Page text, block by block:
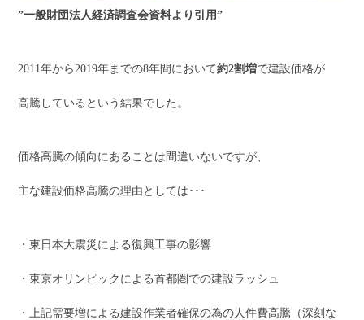
”一般財団法人経済調査会資料より引用”
2011年から2019年までの8年間において約2割増で建設価格が
高騰しているという結果でした。
価格高騰の傾向にあることは間違いないですが、
主な建設価格高騰の理由としては･･･
・東日本大震災による復興工事の影響
・東京オリンピックによる首都圏での建設ラッシュ
・上記需要増による建設作業者確保の為の人件費高騰（深刻な